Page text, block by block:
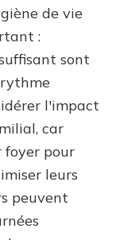
de vie
:
sont
l'impact
car
foyer pour
leurs
peuvent